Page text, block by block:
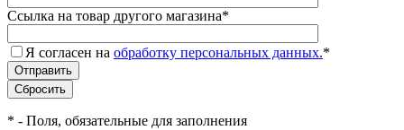
Ссылка на товар другого магазина*
Я согласен на обработку персональных данных.*
* - Поля, обязательные для заполнения